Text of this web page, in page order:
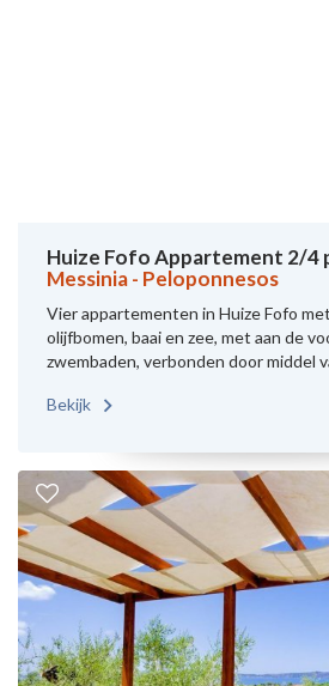
Huize Fofo Appartement 2/4
Messinia - Peloponnesos
Vier appartementen in Huize Fofo
olijfbomen, baai en zee, met aan de
zwembaden, verbonden door middel
Bekijk